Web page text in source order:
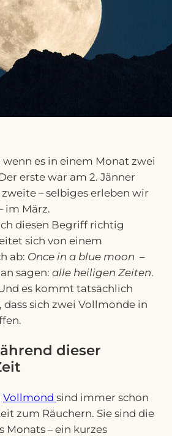
wenn es in einem Monat zwei
erste war am 2. Jänner
– selbiges erleben wir
im März.
diesen Begriff richtig
sich von einem
ab: Once in a blue moon –
sagen: alle heiligen Zeiten.
es kommt tatsächlich
sich zwei Vollmonde in
dieser
Vollmond sind immer schon
zum Räuchern. Sie sind die
Monats – ein kurzes